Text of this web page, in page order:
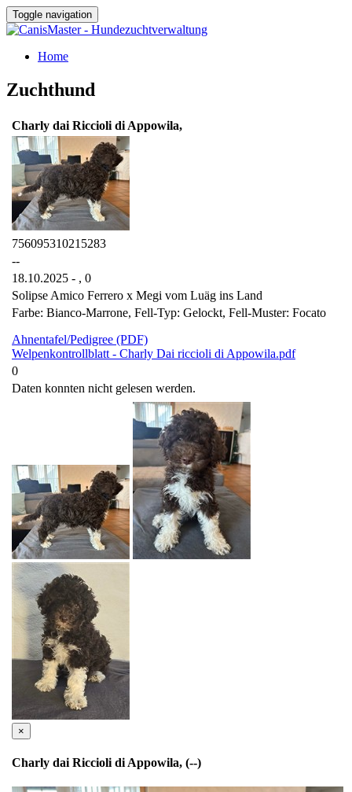
Toggle navigation
Home
Zuchthund
Charly dai Riccioli di Appowila,
756095310215283
--
18.10.2025 - , 0
Solipse Amico Ferrero x Megi vom Luäg ins Land
Farbe: Bianco-Marrone, Fell-Typ: Gelockt, Fell-Muster: Focato
Ahnentafel/Pedigree (PDF)
Welpenkontrollblatt - Charly Dai riccioli di Appowila.pdf
0
Daten konnten nicht gelesen werden.
×
Charly dai Riccioli di Appowila, (--)